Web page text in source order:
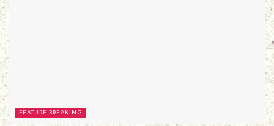
FEATURE BREAKING